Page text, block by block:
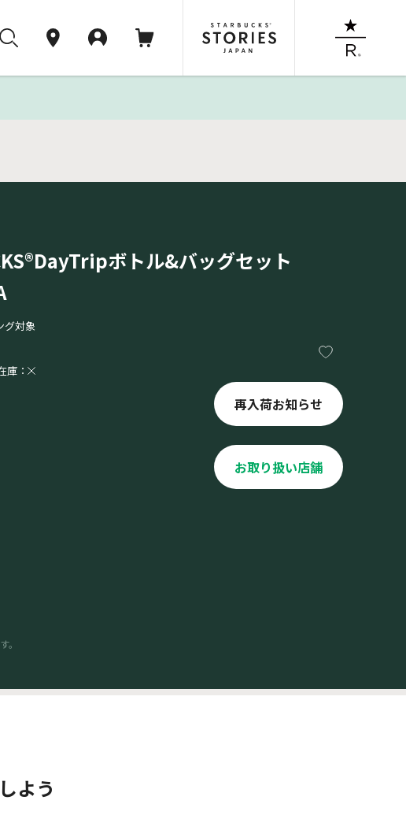
ボトル&バッグセット
グ対象
庫：
再入荷お知らせ
お取り扱い店舗
。
よう